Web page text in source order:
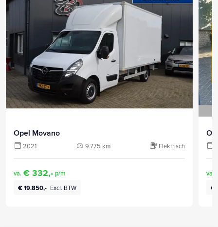
Opel Movano
2021 9.775 km Elektrisch
va. € 332,- p/m
€ 19.850,- Excl. BTW
va.
€